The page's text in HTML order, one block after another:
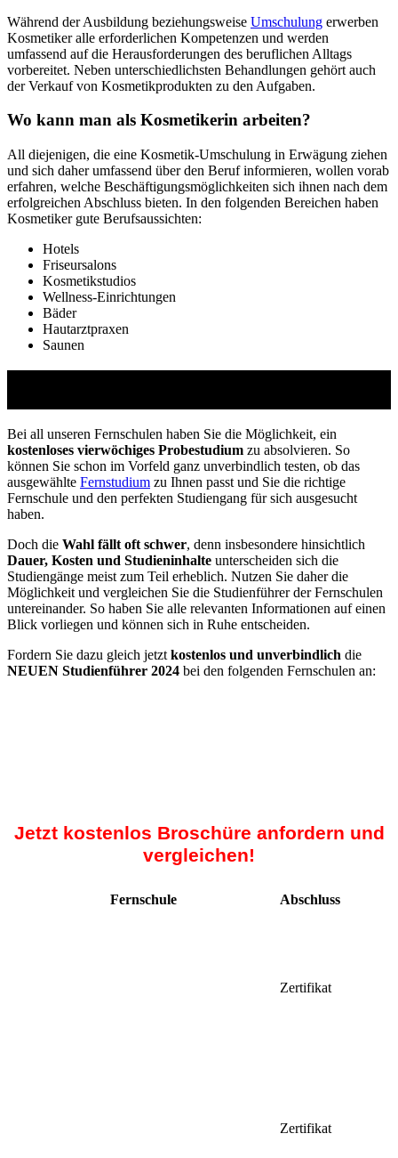
Während der Ausbildung beziehungsweise Umschulung erwerben
Kosmetiker alle erforderlichen Kompetenzen und werden
umfassend auf die Herausforderungen des beruflichen Alltags
vorbereitet. Neben unterschiedlichsten Behandlungen gehört auch
der Verkauf von Kosmetikprodukten zu den Aufgaben.
Wo kann man als Kosmetikerin arbeiten?
All diejenigen, die eine Kosmetik-Umschulung in Erwägung ziehen
und sich daher umfassend über den Beruf informieren, wollen vorab
erfahren, welche Beschäftigungsmöglichkeiten sich ihnen nach dem
erfolgreichen Abschluss bieten. In den folgenden Bereichen haben
Kosmetiker gute Berufsaussichten:
Hotels
Friseursalons
Kosmetikstudios
Wellness-Einrichtungen
Bäder
Hautarztpraxen
Saunen
Bei all unseren Fernschulen haben Sie die Möglichkeit, ein
kostenloses vierwöchiges Probestudium zu absolvieren. So
können Sie schon im Vorfeld ganz unverbindlich testen, ob das
ausgewählte Fernstudium zu Ihnen passt und Sie die richtige
Fernschule und den perfekten Studiengang für sich ausgesucht
haben.
Doch die Wahl fällt oft schwer, denn insbesondere hinsichtlich
Dauer, Kosten und Studieninhalte unterscheiden sich die
Studiengänge meist zum Teil erheblich. Nutzen Sie daher die
Möglichkeit und vergleichen Sie die Studienführer der Fernschulen
untereinander. So haben Sie alle relevanten Informationen auf einen
Blick vorliegen und können sich in Ruhe entscheiden.
Fordern Sie dazu gleich jetzt kostenlos und unverbindlich die
NEUEN Studienführer 2024 bei den folgenden Fernschulen an:
Jetzt kostenlos Broschüre anfordern und
vergleichen!
Fernschule Abschluss
Zertifikat
Zertifikat